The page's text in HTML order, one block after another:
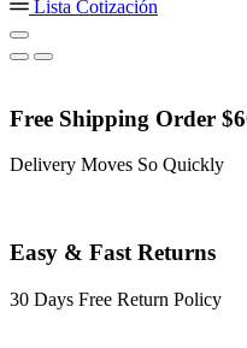
Lista Cotización
Free Shipping Order
Delivery Moves So Quickly
Easy & Fast Returns
30 Days Free Return Policy